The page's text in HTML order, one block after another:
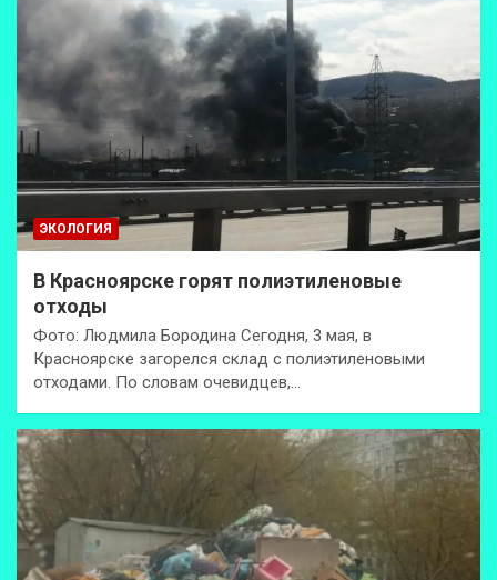
ЭКОЛОГИЯ
В Красноярске горят полиэтиленовые
отходы
Фото: Людмила Бородина Сегодня, 3 мая, в
Красноярске загорелся склад с полиэтиленовыми
отходами. По словам очевидцев,…